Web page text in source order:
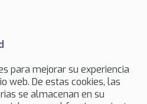
para mejorar su experiencia
web. De estas cookies, las
se almacenan en su